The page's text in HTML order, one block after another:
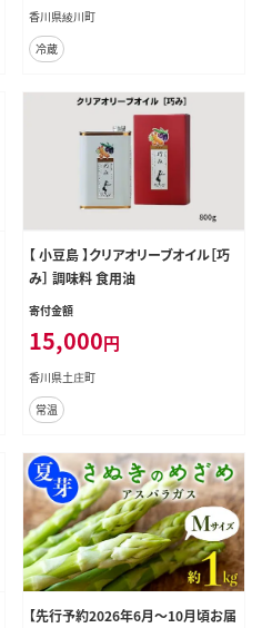
香川県綾川町
冷蔵
【 小豆島 】クリアオリーブオイル［巧
み］ 調味料 食用油
寄付金額
15,000円
香川県土庄町
常温
【先行予約2026年6月～10月頃お届